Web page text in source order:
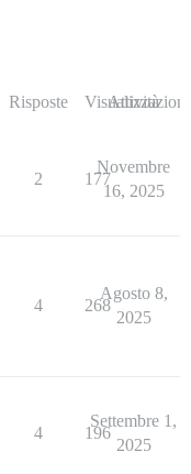
Risposte Visualizzazioni
Attività
2 177
Novembre
16, 2025
4 268
Agosto 8,
2025
4 196
Settembre 1,
2025